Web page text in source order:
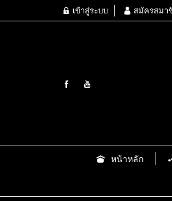
เข้าสู่ระบบ สมัครสมา
หน้าหลัก